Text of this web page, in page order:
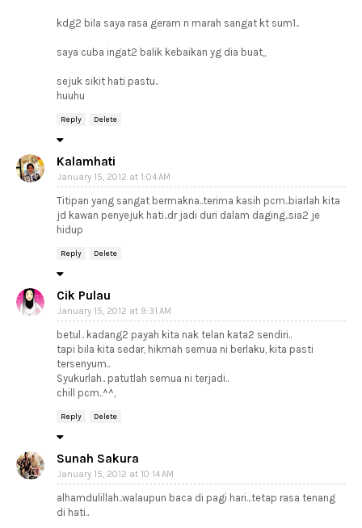
kdg2 bila saya rasa geram n marah sangat kt sum1..
saya cuba ingat2 balik kebaikan yg dia buat,,
sejuk sikit hati pastu..
huuhu
Reply Delete
Kalamhati
January 15, 2012 at 1:04 AM
Titipan yang sangat bermakna..terima kasih pcm..biarlah kita
jd kawan penyejuk hati..dr jadi duri dalam daging..sia2 je
hidup
Reply Delete
Cik Pulau
January 15, 2012 at 9:31 AM
betul.. kadang2 payah kita nak telan kata2 sendiri..
tapi bila kita sedar, hikmah semua ni berlaku, kita pasti
tersenyum..
Syukurlah.. patutlah semua ni terjadi..
chill pcm..^^,
Reply Delete
Sunah Sakura
January 15, 2012 at 10:14 AM
alhamdulillah..walaupun baca di pagi hari...tetap rasa tenang
di hati..